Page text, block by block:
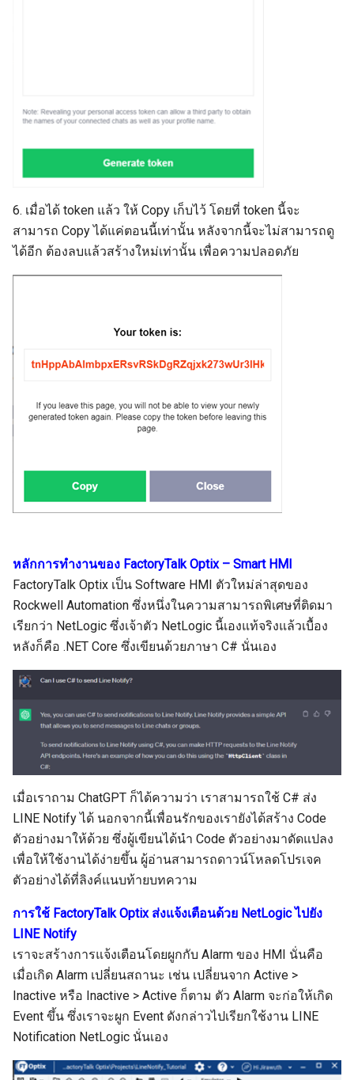
6. เมื่อได้ token แล้ว ให้ Copy เก็บไว้ โดยที่ token นี้จะ
สามารถ Copy ได้แค่ตอนนี้เท่านั้น หลังจากนี้จะไม่สามารถดู
ได้อีก ต้องลบแล้วสร้างใหม่เท่านั้น เพื่อความปลอดภัย
หลักการทำงานของ FactoryTalk Optix – Smart HMI
FactoryTalk Optix เป็น Software HMI ตัวใหม่ล่าสุดของ
Rockwell Automation ซึ่งหนึ่งในความสามารถพิเศษที่ติดมา
เรียกว่า NetLogic ซึ่งเจ้าตัว NetLogic นี้เองแท้จริงแล้วเบื้อง
หลังก็คือ .NET Core ซึ่งเขียนด้วยภาษา C# นั่นเอง
เมื่อเราถาม ChatGPT ก็ได้ความว่า เราสามารถใช้ C# ส่ง
LINE Notify ได้ นอกจากนี้เพื่อนรักของเรายังได้สร้าง Code
ตัวอย่างมาให้ด้วย ซึ่งผู้เขียนได้นำ Code ตัวอย่างมาดัดแปลง
เพื่อให้ใช้งานได้ง่ายขึ้น ผู้อ่านสามารถดาวน์โหลดโปรเจค
ตัวอย่างได้ที่ลิงค์แนบท้ายบทความ
การใช้ FactoryTalk Optix ส่งแจ้งเตือนด้วย NetLogic ไปยัง
LINE Notify
เราจะสร้างการแจ้งเตือนโดยผูกกับ Alarm ของ HMI นั่นคือ
เมื่อเกิด Alarm เปลี่ยนสถานะ เช่น เปลี่ยนจาก Active >
Inactive หรือ Inactive > Active ก็ตาม ตัว Alarm จะก่อให้เกิด
Event ขึ้น ซึ่งเราจะผูก Event ดังกล่าวไปเรียกใช้งาน LINE
Notification NetLogic นั่นเอง